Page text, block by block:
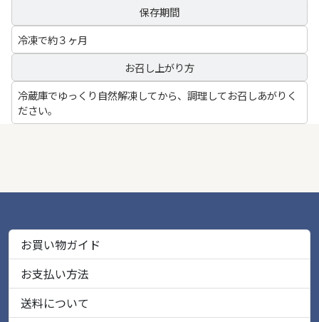
保存期間
冷凍で約３ヶ月
お召し上がり方
冷蔵庫でゆっくり自然解凍してから、調理してお召しあがりく
ださい。
お買い物ガイド
お支払い方法
送料について